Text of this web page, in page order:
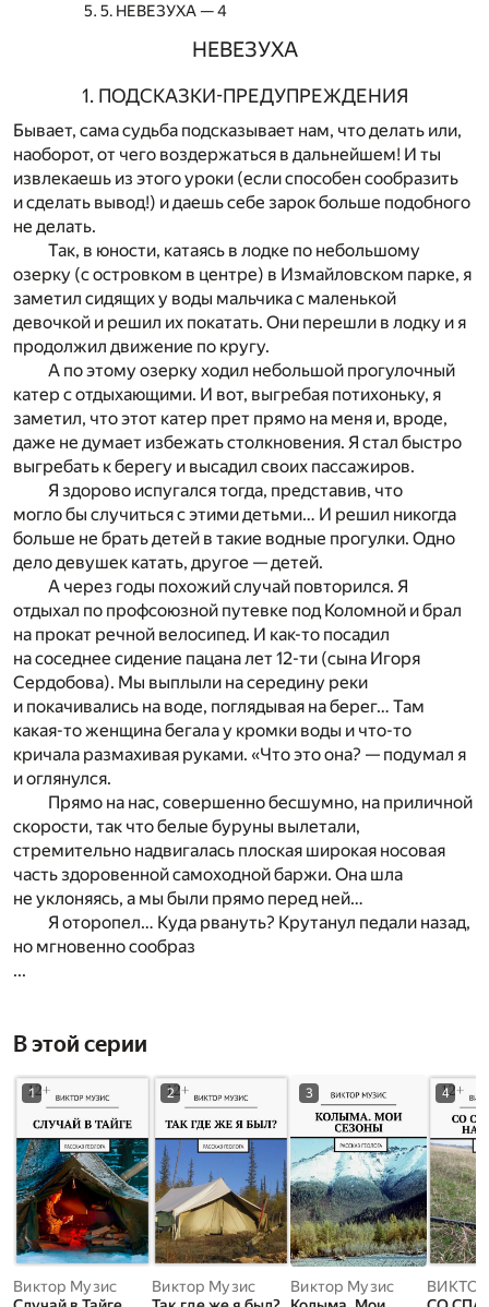
5. НЕВЕЗУХА — 4
НЕВЕЗУХА
1. ПОДСКАЗКИ-ПРЕДУПРЕЖДЕНИЯ
Бывает, сама судьба подсказывает нам, что делать или,
наоборот, от чего воздержаться в дальнейшем! И ты
извлекаешь из этого уроки (если способен сообразить
и сделать вывод!) и даешь себе зарок больше подобного
не делать.
Так, в юности, катаясь в лодке по небольшому
озерку (с островком в центре) в Измайловском парке, я
заметил сидящих у воды мальчика с маленькой
девочкой и решил их покатать. Они перешли в лодку и я
продолжил движение по кругу.
А по этому озерку ходил небольшой прогулочный
катер с отдыхающими. И вот, выгребая потихоньку, я
заметил, что этот катер прет прямо на меня и, вроде,
даже не думает избежать столкновения. Я стал быстро
выгребать к берегу и высадил своих пассажиров.
Я здорово испугался тогда, представив, что
могло бы случиться с этими детьми… И решил никогда
больше не брать детей в такие водные прогулки. Одно
дело девушек катать, другое — детей.
А через годы похожий случай повторился. Я
отдыхал по профсоюзной путевке под Коломной и брал
на прокат речной велосипед. И как-то посадил
на соседнее сидение пацана лет 12-ти (сына Игоря
Сердобова). Мы выплыли на середину реки
и покачивались на воде, поглядывая на берег… Там
какая-то женщина бегала у кромки воды и что-то
кричала размахивая руками. «Что это она? — подумал я
и оглянулся.
Прямо на нас, совершенно бесшумно, на приличной
скорости, так что белые буруны вылетали,
стремительно надвигалась плоская широкая носовая
часть здоровенной самоходной баржи. Она шла
не уклоняясь, а мы были прямо перед ней…
Я оторопел… Куда рвануть? Крутанул педали назад,
но мгновенно сообраз
...
В этой серии
1
Виктор Музис
2
Виктор Музис
3
Виктор Музис
4